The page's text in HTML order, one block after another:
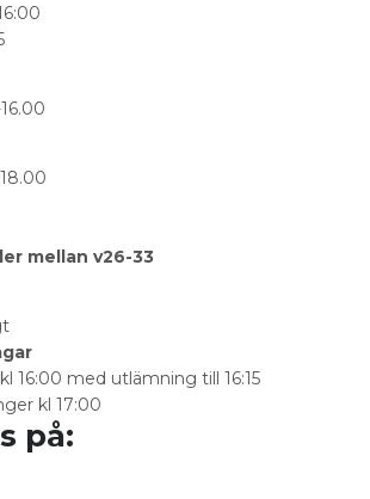
mellan v26-33
16:00 med utlämning till 16:15
kl 17:00
på: